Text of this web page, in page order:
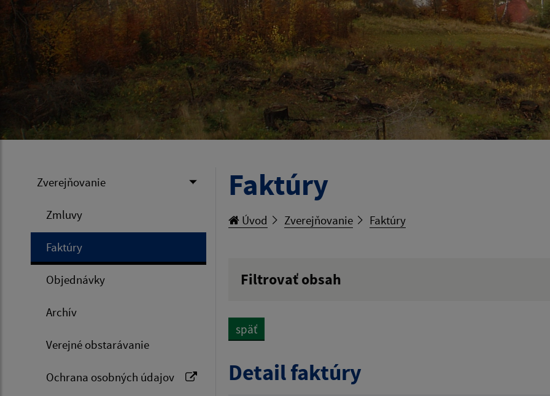
Zverejňovanie
Zmluvy
Faktúry
Objednávky
Archív
Verejné obstarávanie
Ochrana osobných údajov
Faktúry
Úvod Zverejňovanie Faktúry
Filtrovať obsah
späť
Detail faktúry